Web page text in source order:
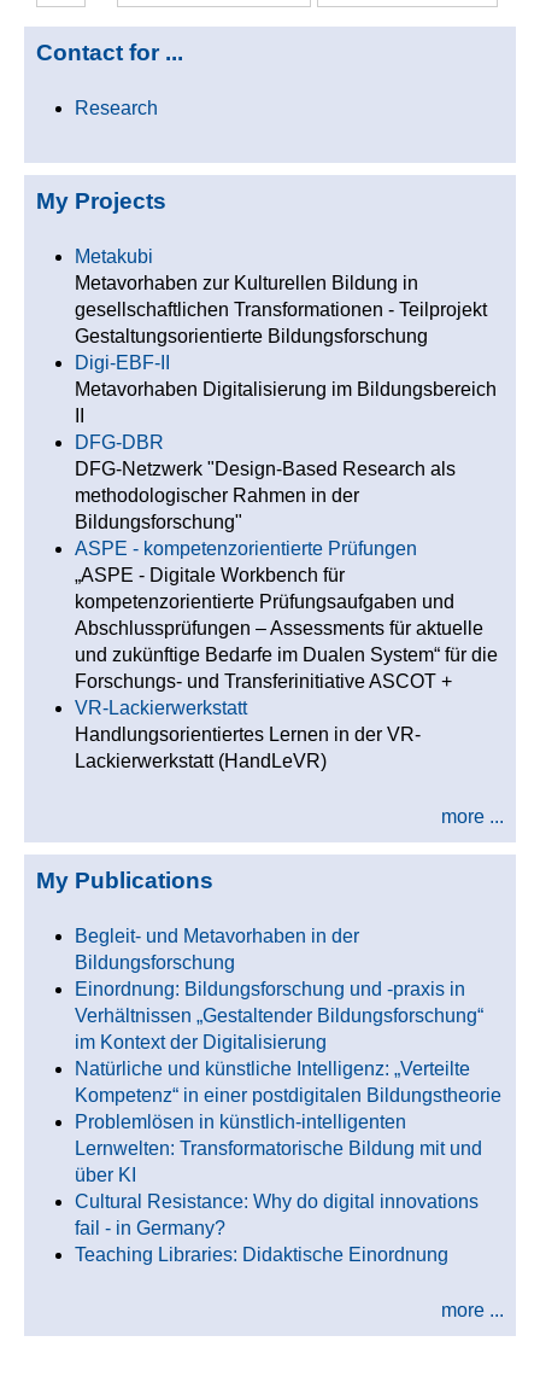
Contact for ...
Research
My Projects
Metakubi
Metavorhaben zur Kulturellen Bildung in
gesellschaftlichen Transformationen - Teilprojekt
Gestaltungsorientierte Bildungsforschung
Digi-EBF-II
Metavorhaben Digitalisierung im Bildungsbereich
DFG-DBR
DFG-Netzwerk "Design-Based Research als
methodologischer Rahmen in der
Bildungsforschung"
ASPE - kompetenzorientierte Prüfungen
„ASPE - Digitale Workbench für
kompetenzorientierte Prüfungsaufgaben und
Abschlussprüfungen – Assessments für aktuelle
und zukünftige Bedarfe im Dualen System“ für die
Forschungs- und Transferinitiative ASCOT +
VR-Lackierwerkstatt
Handlungsorientiertes Lernen in der VR-
Lackierwerkstatt (HandLeVR)
more ...
My Publications
Begleit- und Metavorhaben in der
Bildungsforschung
Einordnung: Bildungsforschung und -praxis in
Verhältnissen „Gestaltender Bildungsforschung“
im Kontext der Digitalisierung
Natürliche und künstliche Intelligenz: „Verteilte
Kompetenz“ in einer postdigitalen Bildungstheorie
Problemlösen in künstlich-intelligenten
Lernwelten: Transformatorische Bildung mit und
über KI
Cultural Resistance: Why do digital innovations
fail - in Germany?
Teaching Libraries: Didaktische Einordnung
more ...